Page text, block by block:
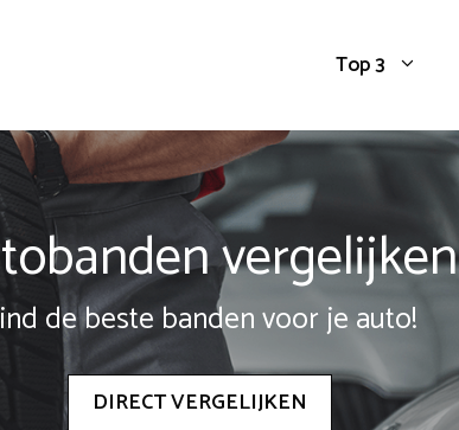
Top 3
vergelijken
de beste banden voor je auto!
DIRECT VERGELIJKEN